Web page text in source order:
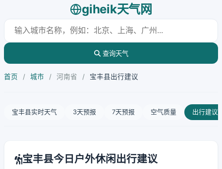
giheik天气网
查询天气
首页 / 城市 / 河南省 / 宝丰县出行建议
宝丰县实时天气 3天预报 7天预报 空气质量 出行建议
宝丰县今日户外休闲出行建议